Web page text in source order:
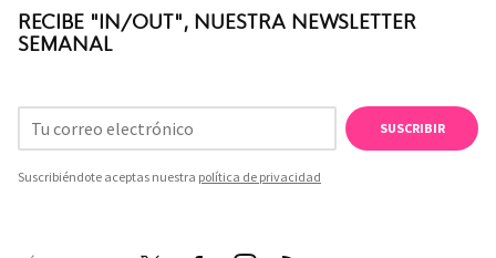
RECIBE "IN/OUT", NUESTRA NEWSLETTER
SEMANAL
SUSCRIBIR
Suscribiéndote aceptas nuestra política de privacidad